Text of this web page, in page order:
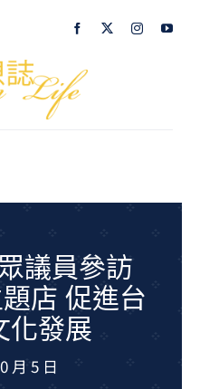
生活美學
室內設計
議員參訪
店 促進台
化發展
月 5 日